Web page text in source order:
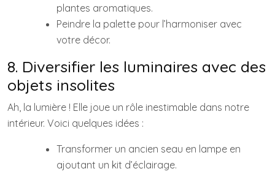
plantes aromatiques.
Peindre la palette pour l’harmoniser avec
votre décor.
8. Diversifier les luminaires avec des
objets insolites
Ah, la lumière ! Elle joue un rôle inestimable dans notre
intérieur. Voici quelques idées :
Transformer un ancien seau en lampe en
ajoutant un kit d’éclairage.